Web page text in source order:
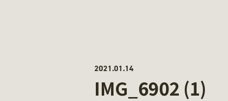
2021.01.14
IMG_6902 (1)